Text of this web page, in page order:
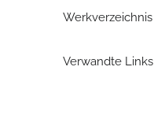
Werkverzeichnis
Verwandte Links